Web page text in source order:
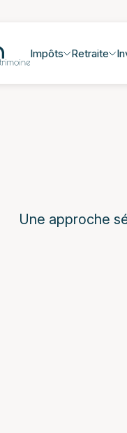
Impôts Retraite
Une approche